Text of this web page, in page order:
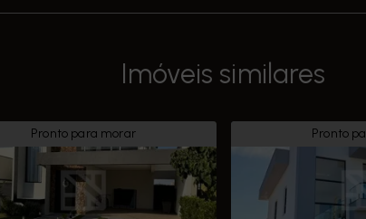
Imóveis similares
Pronto para morar Pronto